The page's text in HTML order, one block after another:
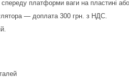
платформи ваги на пластині
— доплата 300 грн. з НДС.